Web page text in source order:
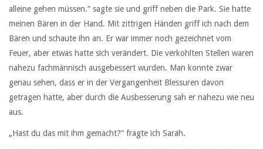
alleine gehen müssen.“ sagte sie und griff neben die Park. Sie hatte
meinen Bären in der Hand. Mit zittrigen Händen griff ich nach dem
Bären und schaute ihn an. Er war immer noch gezeichnet vom
Feuer, aber etwas hatte sich verändert. Die verkohlten Stellen waren
nahezu fachmännisch ausgebessert wurden. Man konnte zwar
genau sehen, dass er in der Vergangenheit Blessuren davon
getragen hatte, aber durch die Ausbesserung sah er nahezu wie neu
aus.
„Hast du das mit ihm gemacht?“ fragte ich Sarah.